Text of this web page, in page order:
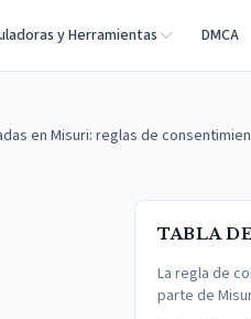
y Herramientas DMCA
en Misuri: reglas de
TABLA
La regla de
parte de